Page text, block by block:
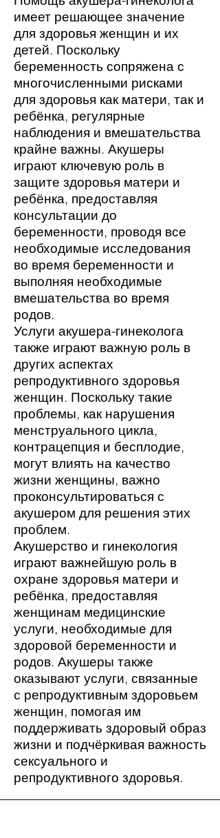
имеет решающее значение
для здоровья женщин и их
детей. Поскольку
беременность сопряжена с
многочисленными рисками
для здоровья как матери, так и
ребёнка, регулярные
наблюдения и вмешательства
крайне важны. Акушеры
играют ключевую роль в
защите здоровья матери и
ребёнка, предоставляя
консультации до
беременности, проводя все
необходимые исследования
во время беременности и
выполняя необходимые
вмешательства во время
родов.
Услуги акушера-гинеколога
также играют важную роль в
других аспектах
репродуктивного здоровья
женщин. Поскольку такие
проблемы, как нарушения
менструального цикла,
контрацепция и бесплодие,
могут влиять на качество
жизни женщины, важно
проконсультироваться с
акушером для решения этих
проблем.
Акушерство и гинекология
играют важнейшую роль в
охране здоровья матери и
ребёнка, предоставляя
женщинам медицинские
услуги, необходимые для
здоровой беременности и
родов. Акушеры также
оказывают услуги, связанные
с репродуктивным здоровьем
женщин, помогая им
поддерживать здоровый образ
жизни и подчёркивая важность
сексуального и
репродуктивного здоровья.